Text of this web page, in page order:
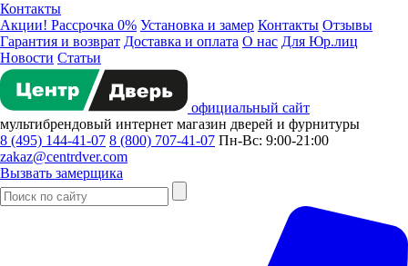
Контакты
Акции! Рассрочка 0% Установка и замер Контакты Отзывы
Гарантия и возврат Доставка и оплата О нас Для Юр.лиц
Новости Статьи
официальный сайт
мультибрендовый интернет магазин дверей и фурнитуры
8 (495) 144-41-07 8 (800) 707-41-07 Пн-Вс: 9:00-21:00
zakaz@centrdver.com
Вызвать замерщика